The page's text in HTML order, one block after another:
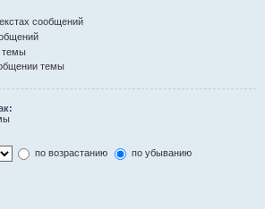
сообщений
темы
темы
по возрастанию
по убыванию